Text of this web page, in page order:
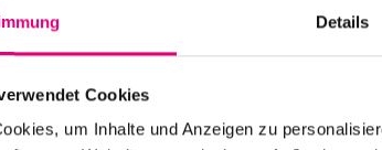
Details
Cookies
um Inhalte und Anzeigen zu
Stories zu erzählen. Das
expressives, stilistisch vielfältiges Album
at his best – und mit viel Autorität.